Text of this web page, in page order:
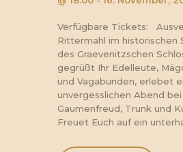
Verfügbare Tickets:
Rittermahl im historischen
des Graevenitzschen
gegrüßt Ihr Edelleute,
und Vagabunden, erlebet
unvergesslichen Abend bei
Gaumenfreud, Trunk und
Freuet Euch auf ein